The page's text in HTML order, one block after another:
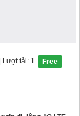
| Lượt tải: 1 Free